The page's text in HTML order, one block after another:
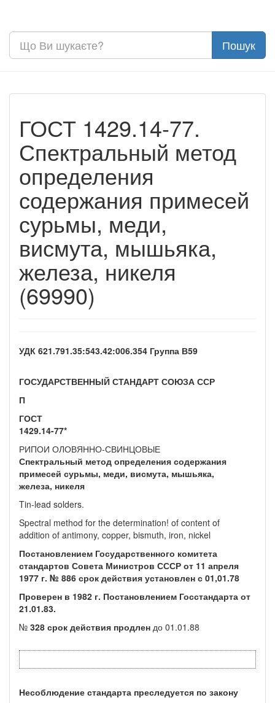
ГОСТ 1429.14-77.
Спектральный метод
определения
содержания примесей
сурьмы, меди,
висмута, мышьяка,
железа, никеля
(69990)
УДК 621.791.35:543.42:006.354 Группа В59
ГОСУДАРСТВЕННЫЙ СТАНДАРТ СОЮЗА ССР
П
ГОСТ
1429.14-77*
РИПОИ ОЛОВЯННО-СВИНЦОВЫЕ
Спектральный метод определения содержания
примесей сурьмы, меди, висмута, мышьяка,
железа, никеля
Tin-lead solders.
Spectral method for the determination! of content of
addition of antimony, copper, bismuth, iron, nickel
Постановлением Государственного комитета
стандартов Совета Министров СССР от 11 апреля
1977 г. № 886 срок действия установлен с 01,01.78
Проверен в 1982 г. Постановлением Госстандарта от
21.01.83.
№ 328 срок действия продлен до 01.01.88
Несоблюдение стандарта преследуется по закону